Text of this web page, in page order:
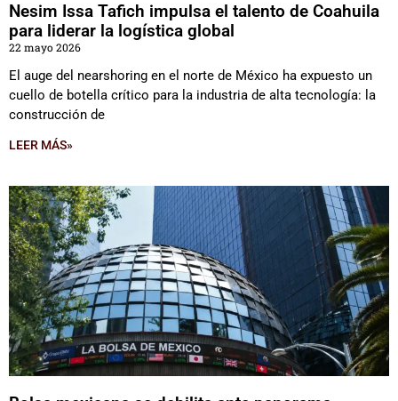
Nesim Issa Tafich impulsa el talento de Coahuila
para liderar la logística global
22 mayo 2026
El auge del nearshoring en el norte de México ha expuesto un
cuello de botella crítico para la industria de alta tecnología: la
construcción de
LEER MÁS»